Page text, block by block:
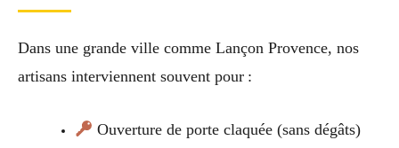
Dans une grande ville comme Lançon Provence, nos
artisans interviennent souvent pour :
Ouverture de porte claquée (sans dégâts)